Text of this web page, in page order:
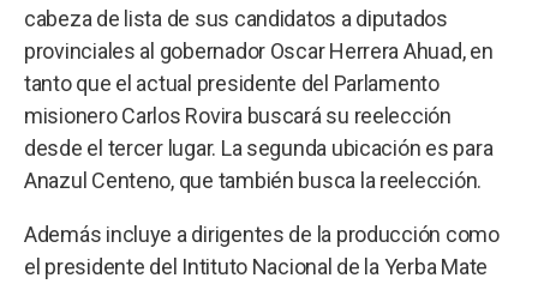
cabeza de lista de sus candidatos a diputados
provinciales al gobernador Oscar Herrera Ahuad, en
tanto que el actual presidente del Parlamento
misionero Carlos Rovira buscará su reelección
desde el tercer lugar. La segunda ubicación es para
Anazul Centeno, que también busca la reelección.
Además incluye a dirigentes de la producción como
el presidente del Intituto Nacional de la Yerba Mate